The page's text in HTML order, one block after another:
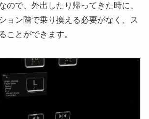
ので、外出したり帰ってきた時に、
ョン階で乗り換える必要がなく、ス
ことができます。